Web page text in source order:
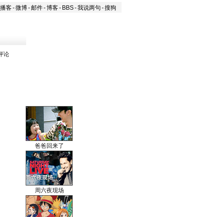
播客-微博-邮件-博客- BBS-我说两句 -搜狗
论
爸爸回来了
周六夜现场